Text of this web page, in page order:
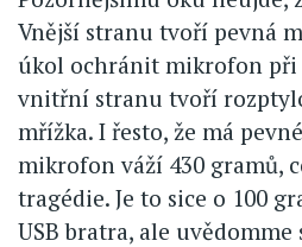
Vnější stranu tvoří pevná
úkol ochránit mikrofon při
vnitřní stranu tvoří
mřížka. I řesto, že má
mikrofon váží 430 gramů,
tragédie. Je to sice o 100
USB bratra, ale uvědomme